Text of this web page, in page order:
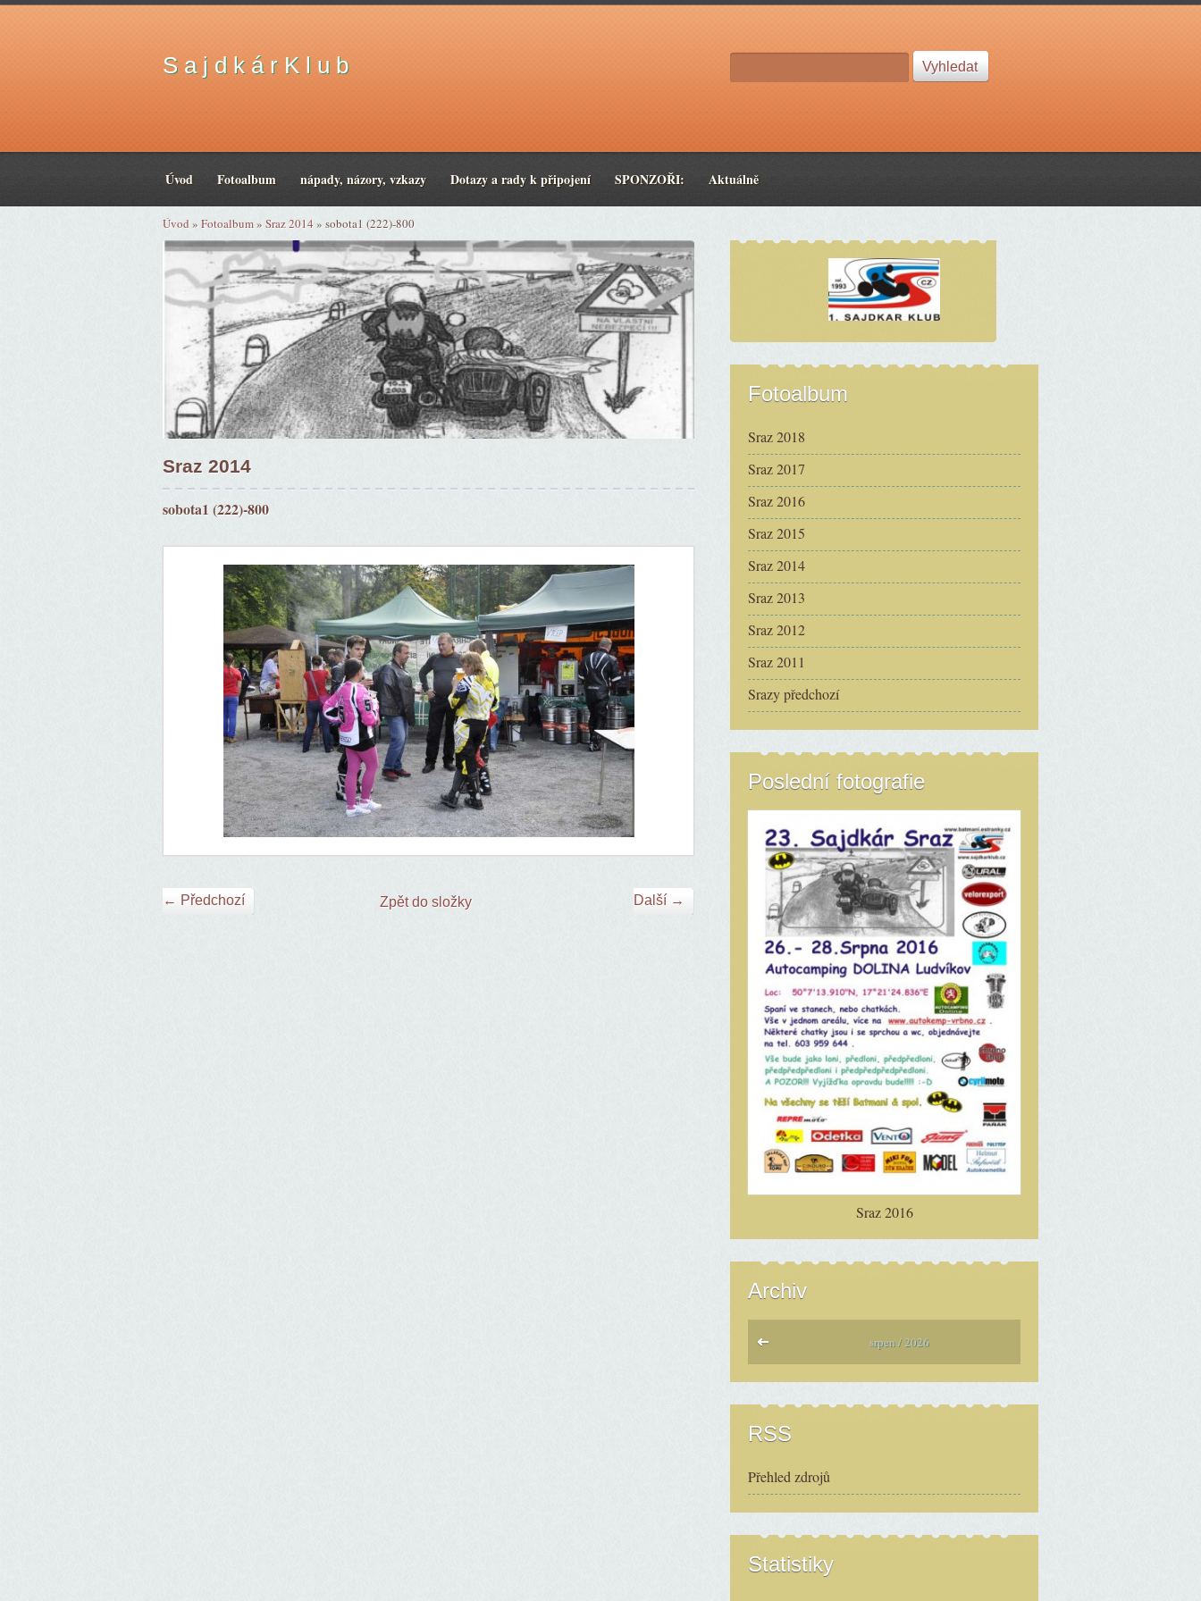
S a j d k á r K l u b
Úvod Fotoalbum nápady, názory, vzkazy Dotazy a rady k připojení SPONZOŘI: Aktuálně
Úvod » Fotoalbum» Sraz 2014» sobota1 (222)-800
Sraz 2014
sobota1 (222)-800
← Předchozí Další →
Zpět do složky
Fotoalbum
Sraz 2018
Sraz 2017
Sraz 2016
Sraz 2015
Sraz 2014
Sraz 2013
Sraz 2012
Sraz 2011
Srazy předchozí
Poslední fotografie
Sraz 2016
Archiv
srpen / 2026
RSS
Přehled zdrojů
Statistiky